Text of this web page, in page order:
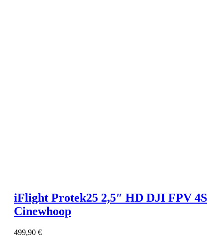
iFlight Protek25 2,5″ HD DJI FPV 4S
Cinewhoop
499,90 €